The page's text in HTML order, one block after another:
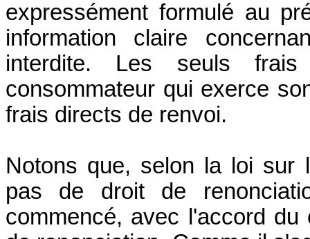
expressément formulé au
information claire
interdite. Les seuls
consommateur qui exerce
frais directs de renvoi.
Notons que, selon la loi sur
pas de droit de
commencé, avec l'accord